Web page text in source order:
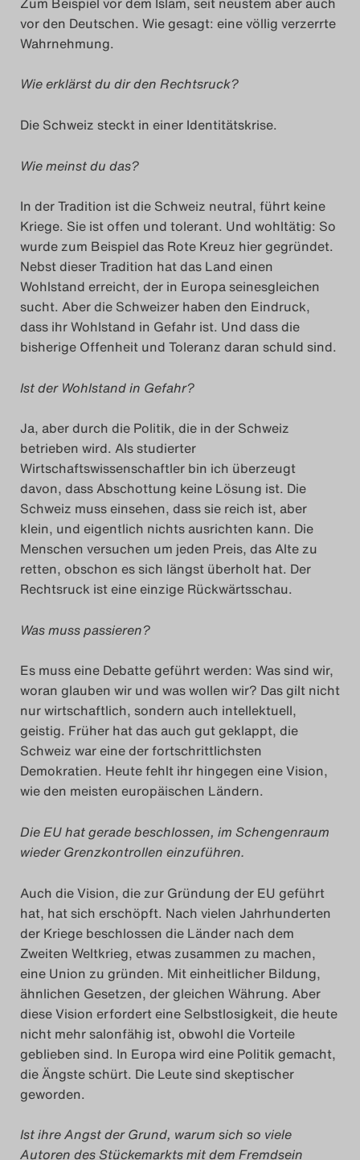
vor den Deutschen. Wie gesagt: eine völlig verzerrte
Wahrnehmung.
Wie erklärst du dir den Rechtsruck?
Die Schweiz steckt in einer Identitätskrise.
Wie meinst du das?
In der Tradition ist die Schweiz neutral, führt keine
Kriege. Sie ist offen und tolerant. Und wohltätig: So
wurde zum Beispiel das Rote Kreuz hier gegründet.
Nebst dieser Tradition hat das Land einen
Wohlstand erreicht, der in Europa seinesgleichen
sucht. Aber die Schweizer haben den Eindruck,
dass ihr Wohlstand in Gefahr ist. Und dass die
bisherige Offenheit und Toleranz daran schuld sind.
Ist der Wohlstand in Gefahr?
Ja, aber durch die Politik, die in der Schweiz
betrieben wird. Als studierter
Wirtschaftswissenschaftler bin ich überzeugt
davon, dass Abschottung keine Lösung ist. Die
Schweiz muss einsehen, dass sie reich ist, aber
klein, und eigentlich nichts ausrichten kann. Die
Menschen versuchen um jeden Preis, das Alte zu
retten, obschon es sich längst überholt hat. Der
Rechtsruck ist eine einzige Rückwärtsschau.
Was muss passieren?
Es muss eine Debatte geführt werden: Was sind wir,
woran glauben wir und was wollen wir? Das gilt nicht
nur wirtschaftlich, sondern auch intellektuell,
geistig. Früher hat das auch gut geklappt, die
Schweiz war eine der fortschrittlichsten
Demokratien. Heute fehlt ihr hingegen eine Vision,
wie den meisten europäischen Ländern.
Die EU hat gerade beschlossen, im Schengenraum
wieder Grenzkontrollen einzuführen.
Auch die Vision, die zur Gründung der EU geführt
hat, hat sich erschöpft. Nach vielen Jahrhunderten
der Kriege beschlossen die Länder nach dem
Zweiten Weltkrieg, etwas zusammen zu machen,
eine Union zu gründen. Mit einheitlicher Bildung,
ähnlichen Gesetzen, der gleichen Währung. Aber
diese Vision erfordert eine Selbstlosigkeit, die heute
nicht mehr salonfähig ist, obwohl die Vorteile
geblieben sind. In Europa wird eine Politik gemacht,
die Ängste schürt. Die Leute sind skeptischer
geworden.
Ist ihre Angst der Grund, warum sich so viele
Autoren des Stückemarkts mit dem Fremdsein